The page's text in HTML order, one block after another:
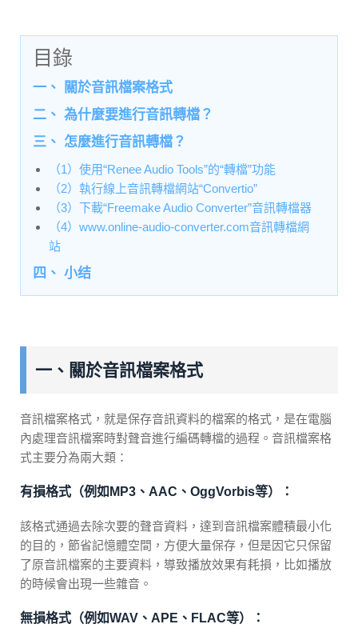
目錄
一、 關於音訊檔案格式
二、 為什麼要進行音訊轉檔？
三、 怎麼進行音訊轉檔？
（1）使用“Renee Audio Tools”的“轉檔”功能
（2）執行線上音訊轉檔網站“Convertio”
（3）下載“Freemake Audio Converter”音訊轉檔器
（4）www.online-audio-converter.com音訊轉檔網
站
四、 小结
一、關於音訊檔案格式
音訊檔案格式，就是保存音訊資料的檔案的格式，是在電腦
內處理音訊檔案時對聲音進行編碼轉檔的過程。音訊檔案格
式主要分為兩大類：
有損格式（例如MP3、AAC、OggVorbis等）：
該格式通過去除次要的聲音資料，達到音訊檔案體積最小化
的目的，節省記憶體空間，方便大量保存，但是因它只保留
了原音訊檔案的主要資料，導致播放效果有耗損，比如播放
的時候會出現一些雜音。
無損格式（例如WAV、APE、FLAC等）：